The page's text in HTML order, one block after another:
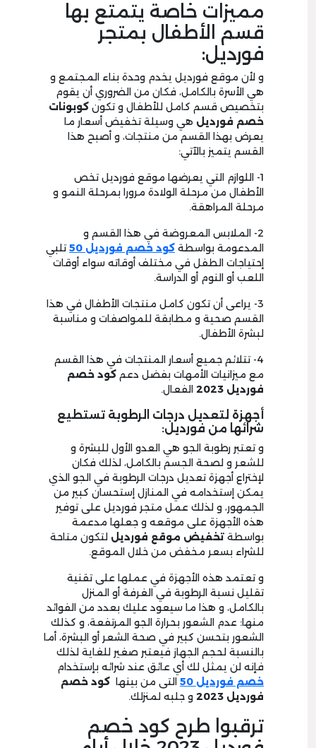
مميزات خاصة يتمتع بها
قسم الأطفال بمتجر
فورديل:
و لأن موقع فورديل يخدم وحدة بناء المجتمع و
هي الأسرة بالكامل، فكان من الضروري أن يقوم
بتخصيص قسم كامل للأطفال و تكون كوبونات
خصم فورديل هي وسيلة تخفيض أسعار ما
يعرض بهذا القسم من منتجات، و أصبح هذا
القسم يتميز بالآتي:
1- اللوازم التي يعرضها موقع فورديل تخص
الأطفال من مرحلة الولادة مرورا بمرحلة النمو و
مرحلة المراهقة.
2- الملابس المعروضة في هذا القسم و
المدعومة بواسطة كود خصم فورديل 50 تلبي
إحتياجات الطفل في مختلف أوقاته سواء أوقات
اللعب أو النوم أو الدراسة.
3- يراعى أن تكون كامل منتجات الأطفال في هذا
القسم صحية و مطابقة للمواصفات و مناسبة
لبشرة الأطفال.
4- تتلائم جميع أسعار المنتجات في هذا القسم
مع ميزانيات الأمهات بفضل دعم كود خصم
فورديل
2023 الفعال.
أجهزة لتعديل درجات الرطوبة تستطيع
شرائها من فورديل:
و تعتبر رطوبة الجو هي العدو الأول للبشرة و
للشعر و لصحة الجسم بالكامل، لذلك فكان
لإختراع أجهزة تعديل درجات الرطوبة في الجو الذي
يمكن إستخدامه في المنازل إستحسان كبير من
الجمهور، و لذلك عمل متجر فورديل على توفير
هذه الأجهزة على موقعه و جعلها مدعمة
بواسطة تخفيض موقع فورديل لتكون متاحة
للشراء بسعر مخفض من خلال الموقع.
و تعتمد هذه الأجهزة في عملها على تقنية
تقليل نسبة الرطوبة في الغرفة أو المنزل
بالكامل، و هذا ما سيعود عليك بعدد من الفوائد
منها: عدم الشعور بحرارة الجو المرتفعة، و كذلك
الشعور بتحسن كبير في صحة الشعر أو البشرة، أما
بالنسبة لحجم الجهاز فيعتبر صغير للغاية لذلك
فإنه لن يمثل لك أي عائق عند شرائه بإستخدام
خصم فورديل 50
التى من بينها كود خصم
فورديل
2023 و جلبه لمنزلك.
ترقبوا طرح كود خصم